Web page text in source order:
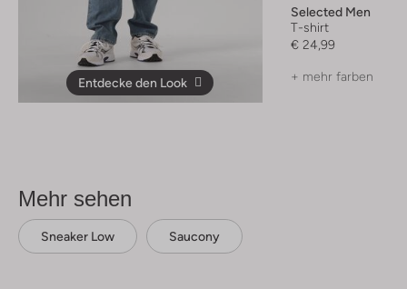
Entdecke den Look
Selected Men
T-shirt
€ 24,99
+ mehr farben
Mehr sehen
Sneaker Low Saucony